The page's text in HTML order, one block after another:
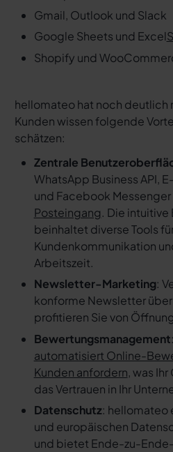
Gmail, Outlook und Slack
Google Sheets und Excel
Shopify und
hellomateo hat noch deutlich
Kunden wissen folgende
schätzen:
Zentrale
WhatsApp Business API,
und Facebook Messenger
Posteingang. Die
beinhaltet diverse Tools
Kundenkommunikation
Arbeitszeit.
Newsletter-Marketing:
konforme Newsletter
profitieren Sie von
Bewertungsmanagement
automatisiert Online-
Kunden anfordern, was
das Vertrauen in Ihr
Datenschutz: hellomateo
und europäischen
und bietet Ende-zu-